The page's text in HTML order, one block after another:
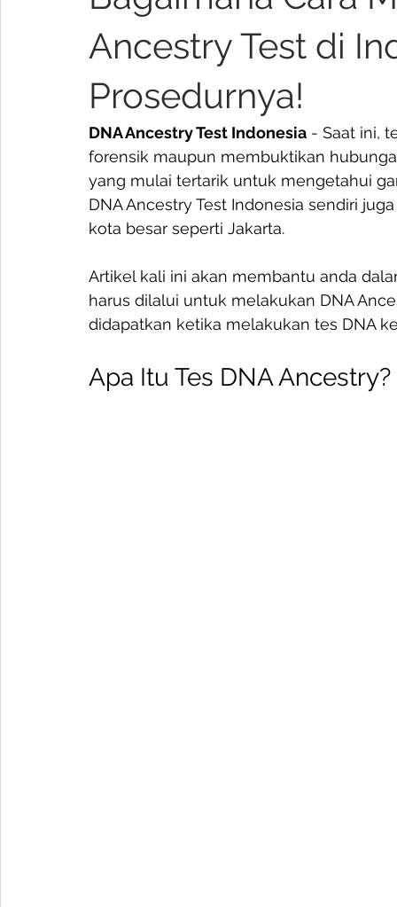
Ancestry Test di
Prosedurnya!
DNA Ancestry Test Indonesia - Saat ini,
forensik maupun membuktikan
yang mulai tertarik untuk mengetahui
DNA Ancestry Test Indonesia sendiri
kota besar seperti Jakarta.
Artikel kali ini akan membantu anda
harus dilalui untuk melakukan DNA
didapatkan ketika melakukan tes DNA
Apa Itu Tes DNA Ancestry?